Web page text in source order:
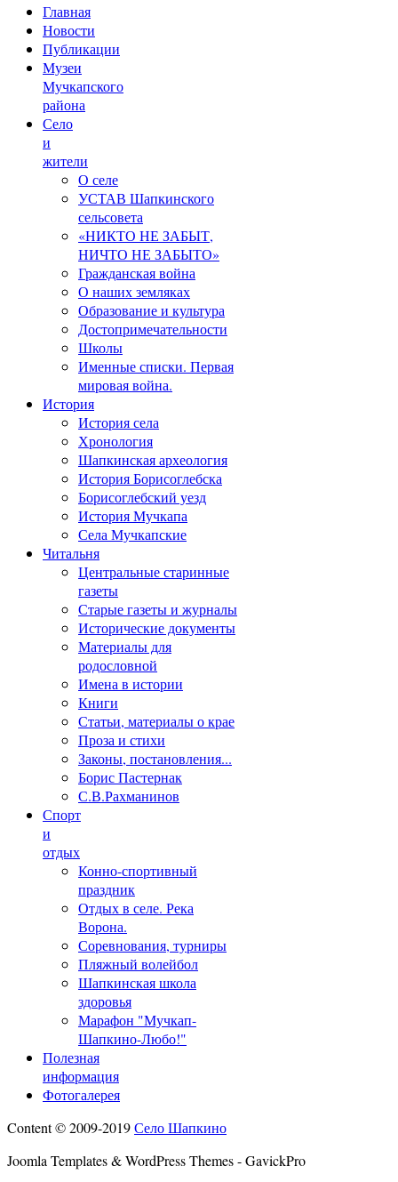
Главная
Новости
Публикации
Музеи
Мучкапского
района
Село
и
жители
О селе
УСТАВ Шапкинского
сельсовета
«НИКТО НЕ ЗАБЫТ,
НИЧТО НЕ ЗАБЫТО»
Гражданская война
О наших земляках
Образование и культура
Достопримечательности
Школы
Именные списки. Первая
мировая война.
История
История села
Хронология
Шапкинская археология
История Борисоглебска
Борисоглебский уезд
История Мучкапа
Села Мучкапские
Читальня
Центральные старинные
газеты
Старые газеты и журналы
Исторические документы
Материалы для
родословной
Имена в истории
Книги
Статьи, материалы о крае
Проза и стихи
Законы, постановления...
Борис Пастернак
С.В.Рахманинов
Спорт
и
отдых
Конно-спортивный
праздник
Отдых в селе. Река
Ворона.
Соревнования, турниры
Пляжный волейбол
Шапкинская школа
здоровья
Марафон "Мучкап-
Шапкино-Любо!"
Полезная
информация
Фотогалерея
Content © 2009-2019Село Шапкино
Joomla Templates & WordPress Themes - GavickPro